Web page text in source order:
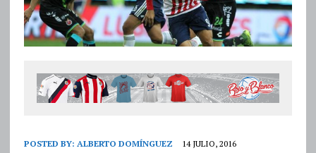
POSTED BY: ALBERTO DOMÍNGUEZ 14 JULIO, 2016